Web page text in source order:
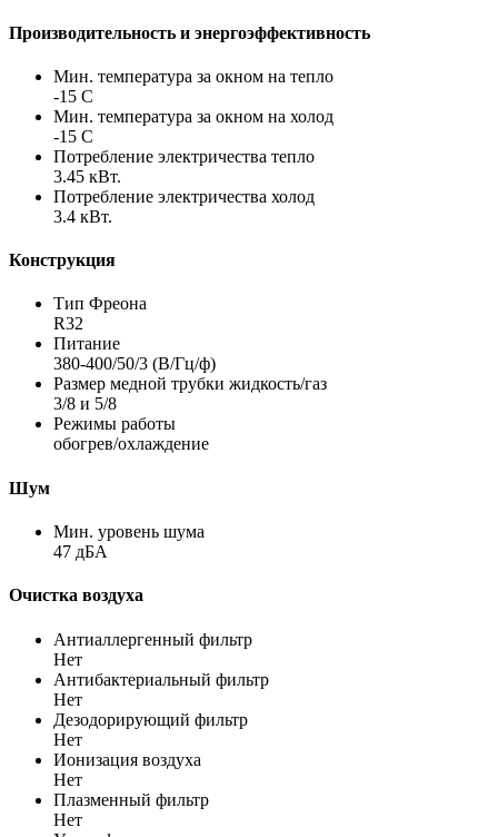
Производительность и энергоэффективность
Мин. температура за окном на тепло
-15 С
Мин. температура за окном на холод
-15 С
Потребление электричества тепло
3.45 кВт.
Потребление электричества холод
3.4 кВт.
Конструкция
Тип Фреона
R32
Питание
380-400/50/3 (В/Гц/ф)
Размер медной трубки жидкость/газ
3/8 и 5/8
Режимы работы
обогрев/охлаждение
Шум
Мин. уровень шума
47 дБА
Очистка воздуха
Антиаллергенный фильтр
Нет
Антибактериальный фильтр
Нет
Дезодорирующий фильтр
Нет
Ионизация воздуха
Нет
Плазменный фильтр
Нет